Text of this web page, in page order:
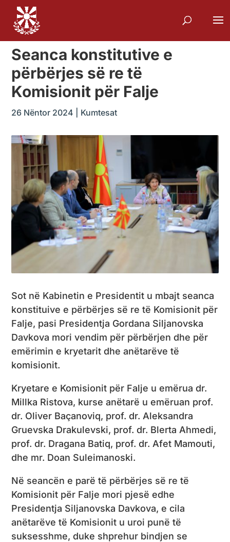
Seanca konstitutive e
përbërjes së re të
Komisionit për Falje
26 Nëntor 2024 Kumtesat
Sot në Kabinetin e Presidentit u mbajt seanca
konstituive e përbërjes së re të Komisionit për
Falje, pasi Presidentja Gordana Siljanovska
Davkova mori vendim për përbërjen dhe për
emërimin e kryetarit dhe anëtarëve të
komisionit.
Kryetare e Komisionit për Falje u emërua dr.
Millka Ristova, kurse anëtarë u emëruan prof.
dr. Oliver Baçanoviq, prof. dr. Aleksandra
Gruevska Drakulevski, prof. dr. Blerta Ahmedi,
prof. dr. Dragana Batiq, prof. dr. Afet Mamouti,
dhe mr. Doan Suleimanoski.
Në seancën e parë të përbërjes së re të
Komisionit për Falje mori pjesë edhe
Presidentja Siljanovska Davkova, e cila
anëtarëve të Komisionit u uroi punë të
suksesshme, duke shprehur bindjen se